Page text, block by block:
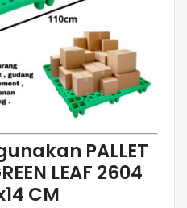
PALLET
LEAF 2604
CM